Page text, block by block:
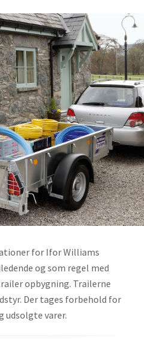
for Ifor Williams
og som regel med
opbygning. Trailerne
Der tages forbehold for
varer.